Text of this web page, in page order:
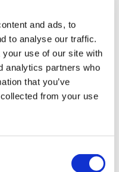
and ads, to
to analyse our traffic.
use of our site with
analytics partners who
that you’ve
from your use